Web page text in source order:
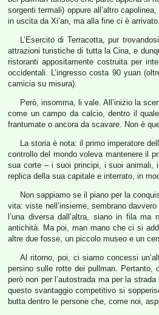
sorgenti termali) oppure all’altro
in uscita da Xi’an, ma alla fine ci è arrivato.
L’Esercito di Terracotta, pur
attrazioni turistiche di tutta la Cina, e
ristoranti appositamente costruita per
occidentali. L’ingresso costa 90 yuan
camicia su misura).
Però, insomma, li vale. All’inizio la
come un campo da calcio, dentro il
frantumate o ancora da scavare. Non è
La storia è nota: il primo imperatore
controllo del mondo voleva mantenere il
sua corte – i suoi principi, i suoi animali,
replica della sua capitale e interrato, in
Non sappiamo se il piano per la
vita: viste nell’insieme, sembrano
l’una diversa dall’altra, siano in fila
antichità. Ma poi, man mano che ci si
altre due fosse, un piccolo museo e un
Al ritorno, poi, ci siamo concessi
persino sulle rotte dei pullman.
però non per l’autostrada ma per la
questo svantaggio competitivo si
butta dentro le persone che, come noi,